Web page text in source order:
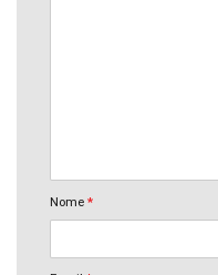
Nome *